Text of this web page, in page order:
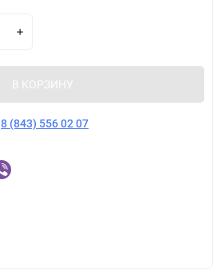
В КОРЗИНУ
8 (843) 556 02 07